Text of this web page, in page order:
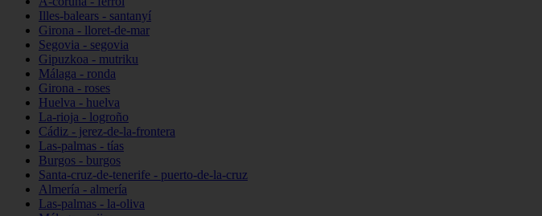
Illes-balears - santanyí
Girona - lloret-de-mar
Segovia - segovia
Gipuzkoa - mutriku
Málaga - ronda
Girona - roses
Huelva - huelva
La-rioja - logroño
Cádiz - jerez-de-la-frontera
Las-palmas - tías
Burgos - burgos
Santa-cruz-de-tenerife - puerto-de-la-cruz
Almería - almería
Las-palmas - la-oliva